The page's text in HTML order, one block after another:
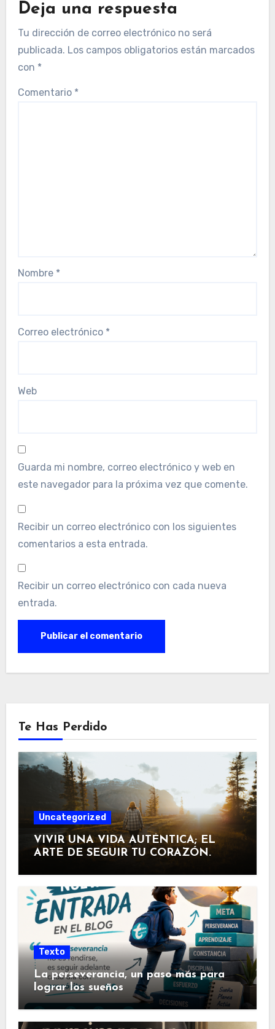
Deja una respuesta
Tu dirección de correo electrónico no será
publicada. Los campos obligatorios están marcados
con *
Comentario *
Nombre *
Correo electrónico *
Web
Guarda mi nombre, correo electrónico y web en
este navegador para la próxima vez que comente.
Recibir un correo electrónico con los siguientes
comentarios a esta entrada.
Recibir un correo electrónico con cada nueva
entrada.
Te Has Perdido
Uncategorized
VIVIR UNA VIDA AUTÉNTICA; EL
ARTE DE SEGUIR TU CORAZÓN.
Texto
La perseverancia, un paso más para
lograr los sueños